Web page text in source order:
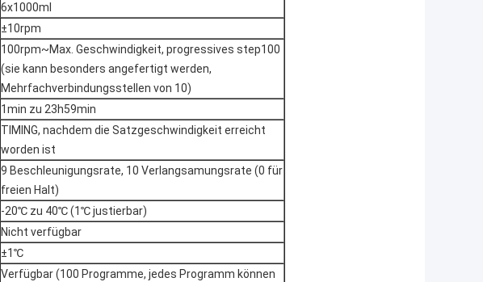
6x1000ml
±10rpm
100rpm~Max. Geschwindigkeit, progressives step100
(sie kann besonders angefertigt werden,
Mehrfachverbindungsstellen von 10)
1min zu 23h59min
TIMING, nachdem die Satzgeschwindigkeit erreicht
worden ist
9 Beschleunigungsrate, 10 Verlangsamungsrate (0 für
freien Halt)
-20℃ zu 40℃ (1℃ justierbar)
Nicht verfügbar
±1℃
Verfügbar (100 Programme, jedes Programm können